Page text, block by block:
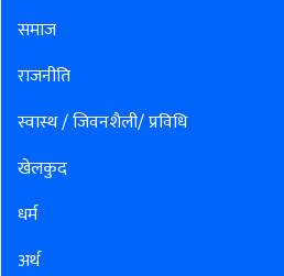
समाज
राजनीति
स्वास्थ / जिवनशैली/ प्रविधि
खेलकुद
धर्म
अर्थ